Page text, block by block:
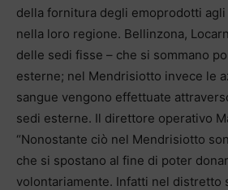
della fornitura degli emoprodotti
nella loro regione. Bellinzona,
delle sedi fisse – che si sommano
esterne; nel Mendrisiotto invece le
sangue vengono effettuate
sedi esterne. Il direttore operativo
“Nonostante ciò nel Mendrisiotto
che si spostano al fine di poter
volontariamente. Infatti nel distretto